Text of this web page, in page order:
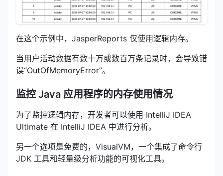
在这个示例中，JasperReports 仅使用逻辑内存。
当用户活动数据有数十万或数百万条记录时，会导致错
误“OutOfMemoryError”。
监控 Java 应用程序的内存使用情况
为了监控逻辑内存，开发者可以使用 IntelliJ IDEA
Ultimate 在 IntelliJ IDEA 中进行分析。
另一个选项是免费的，VisualVM，一个集成了命令行
JDK 工具和轻量级分析功能的可视化工具。